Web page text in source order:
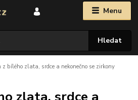
Menu
Hledat
z bílého zlata, srdce a nekonečno se zirkony